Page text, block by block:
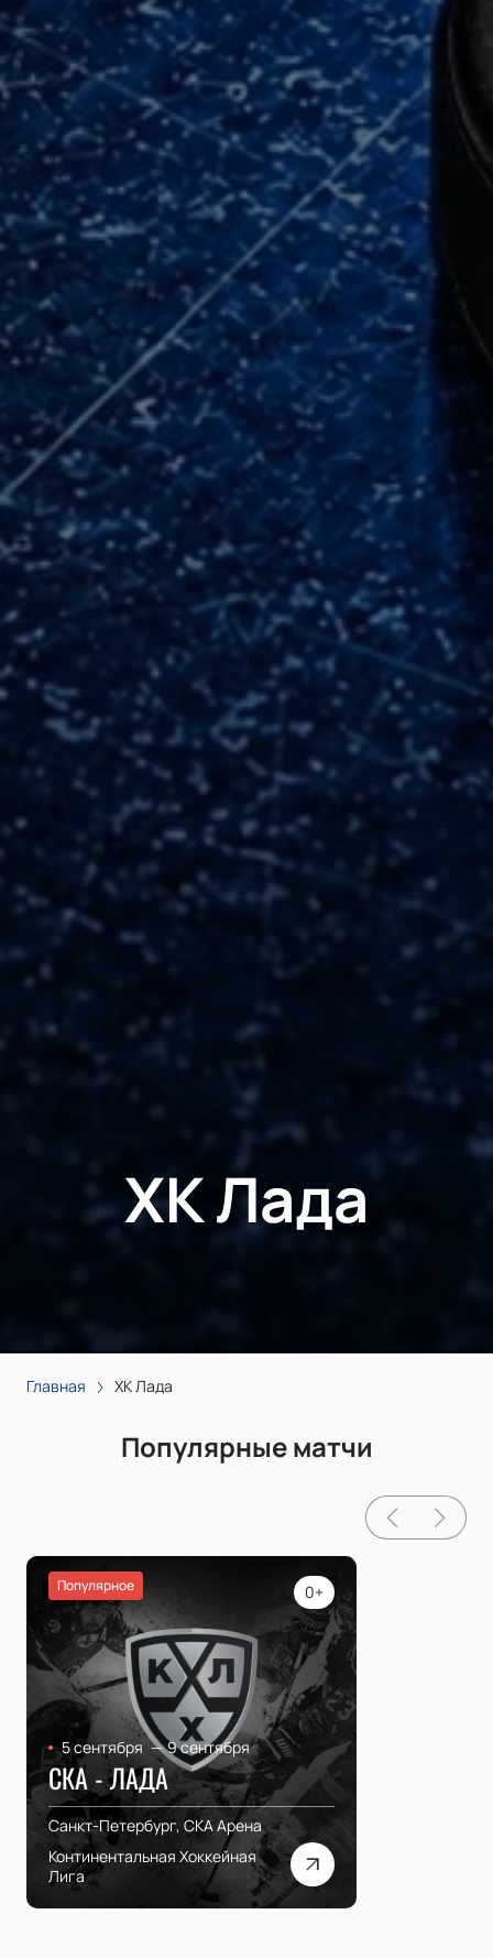
ХК Лада
Главная ХК Лада
Популярные матчи
Популярное 0+
5 сентября — 9 сентября
СКА - ЛАДА
Санкт-Петербург, СКА Арена
Континентальная Хоккейная
Лига